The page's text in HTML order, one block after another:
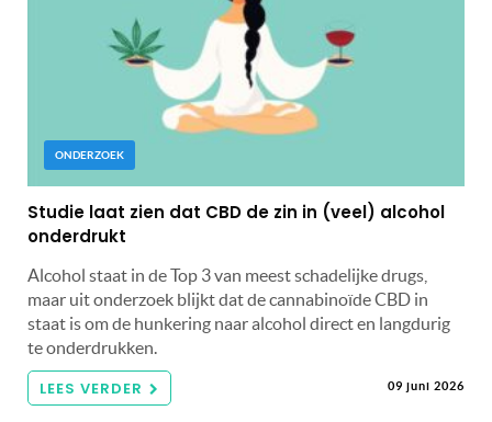
ONDERZOEK
Studie laat zien dat CBD de zin in (veel) alcohol
onderdrukt
Alcohol staat in de Top 3 van meest schadelijke drugs,
maar uit onderzoek blijkt dat de cannabinoïde CBD in
staat is om de hunkering naar alcohol direct en langdurig
te onderdrukken.
LEES VERDER 09 juni 2026